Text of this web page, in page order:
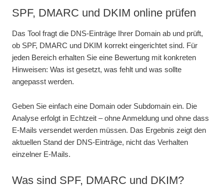
SPF, DMARC und DKIM online prüfen
Das Tool fragt die DNS-Einträge Ihrer Domain ab und prüft,
ob SPF, DMARC und DKIM korrekt eingerichtet sind. Für
jeden Bereich erhalten Sie eine Bewertung mit konkreten
Hinweisen: Was ist gesetzt, was fehlt und was sollte
angepasst werden.
Geben Sie einfach eine Domain oder Subdomain ein. Die
Analyse erfolgt in Echtzeit – ohne Anmeldung und ohne dass
E-Mails versendet werden müssen. Das Ergebnis zeigt den
aktuellen Stand der DNS-Einträge, nicht das Verhalten
einzelner E-Mails.
Was sind SPF, DMARC und DKIM?